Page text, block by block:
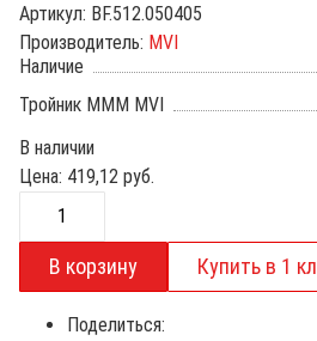
Артикул: BF.512.050405
Производитель: MVI
Наличие
Тройник МММ MVI
В наличии
Цена: 419,12 руб.
Поделиться: